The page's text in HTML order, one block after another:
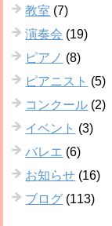
教室 (7)
演奏会 (19)
ピアノ (8)
ピアニスト (5)
コンクール (2)
イベント (3)
バレエ (6)
お知らせ (16)
ブログ (113)